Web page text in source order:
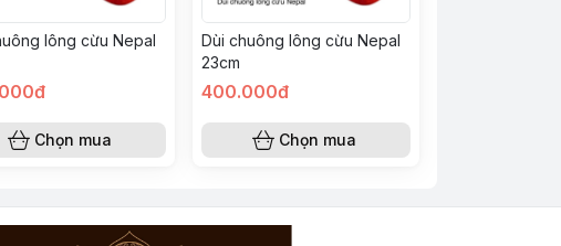
lông cừu Nepal
Chọn mua
Dùi chuông lông cừu Nepal
23cm
400.000đ
Chọn mua